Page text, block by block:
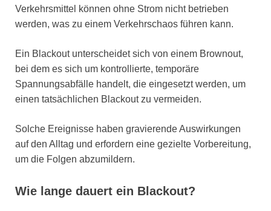
Verkehrsmittel können ohne Strom nicht betrieben
werden, was zu einem Verkehrschaos führen kann.
Ein Blackout unterscheidet sich von einem Brownout,
bei dem es sich um kontrollierte, temporäre
Spannungsabfälle handelt, die eingesetzt werden, um
einen tatsächlichen Blackout zu vermeiden.
Solche Ereignisse haben gravierende Auswirkungen
auf den Alltag und erfordern eine gezielte Vorbereitung,
um die Folgen abzumildern.
Wie lange dauert ein Blackout?